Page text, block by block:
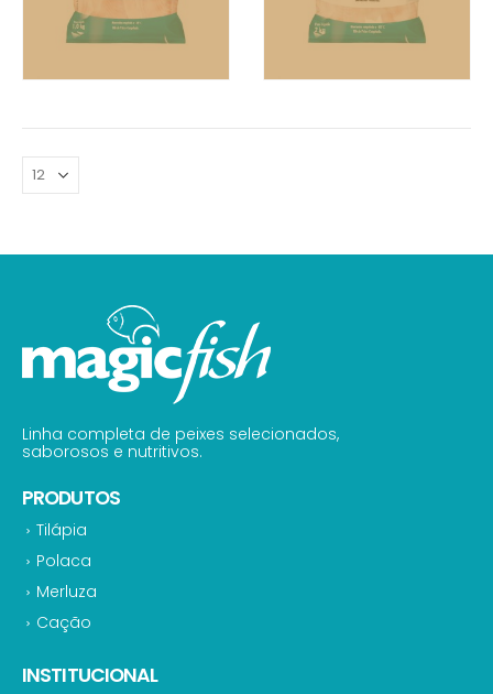
Linha completa de peixes selecionados,
saborosos e nutritivos.
PRODUTOS
Tilápia
Polaca
Merluza
Cação
INSTITUCIONAL